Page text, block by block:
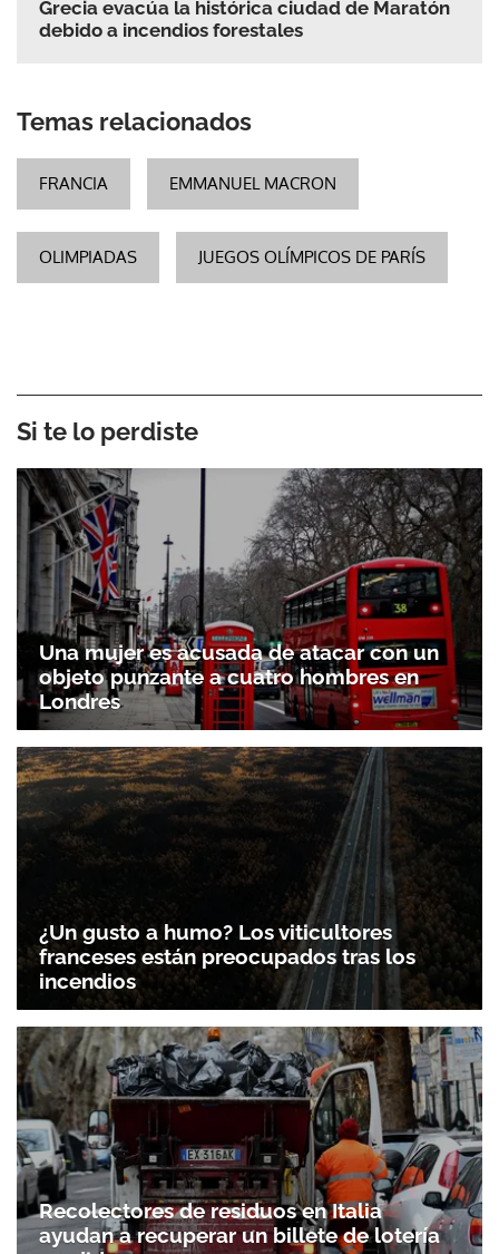
Grecia evacúa la histórica ciudad de Maratón
debido a incendios forestales
Temas relacionados
FRANCIA EMMANUEL MACRON
OLIMPIADAS JUEGOS OLÍMPICOS DE PARÍS
Si te lo perdiste
Una mujer es acusada de atacar con un
objeto punzante a cuatro hombres en
Londres
¿Un gusto a humo? Los viticultores
franceses están preocupados tras los
incendios
Recolectores de residuos en Italia
ayudan a recuperar un billete de lotería